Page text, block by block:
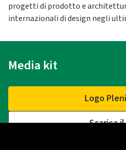
progetti di prodotto e
internazionali di design negli
Media kit
Logo
Scarica